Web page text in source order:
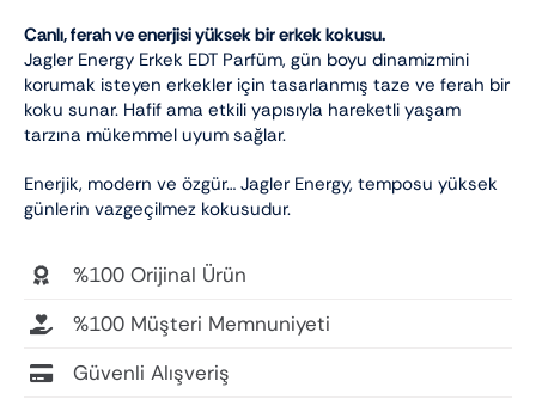
Canlı, ferah ve enerjisi yüksek bir erkek kokusu.
Jagler Energy Erkek EDT Parfüm, gün boyu dinamizmini
korumak isteyen erkekler için tasarlanmış taze ve ferah bir
koku sunar. Hafif ama etkili yapısıyla hareketli yaşam
tarzına mükemmel uyum sağlar.
Enerjik, modern ve özgür… Jagler Energy, temposu yüksek
günlerin vazgeçilmez kokusudur.
%100 Orijinal Ürün
%100 Müşteri Memnuniyeti
Güvenli Alışveriş